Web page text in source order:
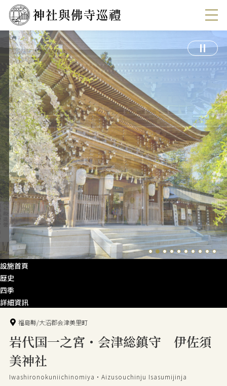
設施首頁
歴史
四季
詳細資訊
福島縣/大沼郡会津美里町
岩代国一之宮・会津総鎮守 伊佐須
美神社
Iwashironokuniichinomiya・Aizusouchinju Isasumijinja